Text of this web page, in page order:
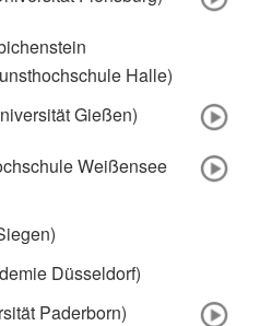
Halle)
Gießen)
Weißensee
Düsseldorf)
Paderborn)